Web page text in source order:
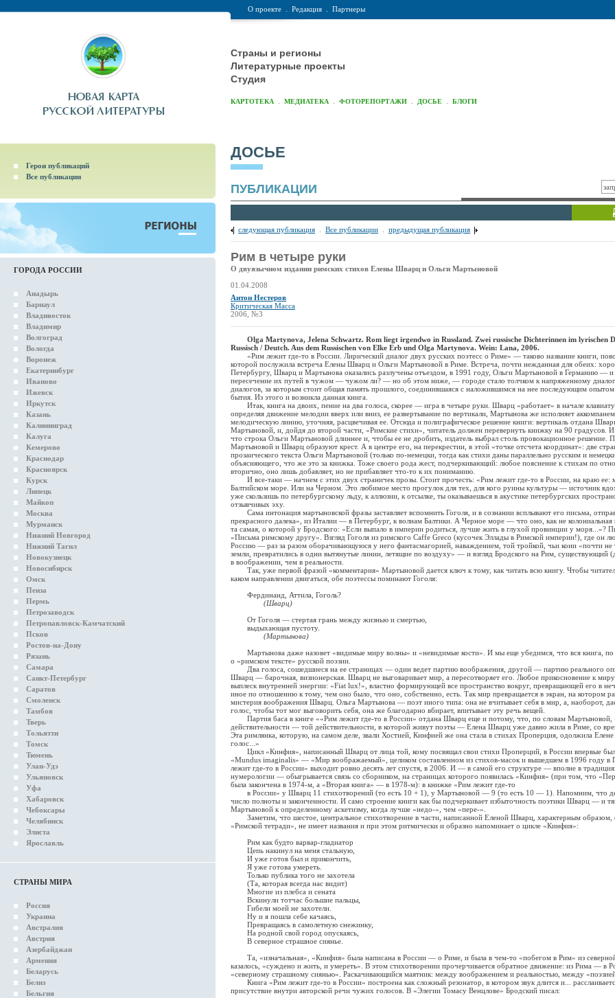
О проекте Редакция Партнеры
Страны и регионы
Литературные проекты
Студия
КАРТОТЕКА МЕДИАТЕКА ФОТОРЕПОРТАЖИ ДОСЬЕ БЛОГИ
Герои публикаций
Все публикации
ГОРОДА РОССИИ
Анадырь
Барнаул
Владивосток
Владимир
Волгоград
Вологда
Воронеж
Екатеринбург
Иваново
Ижевск
Иркутск
Казань
Калининград
Калуга
Кемерово
Краснодар
Красноярск
Курск
Липецк
Майкоп
Москва
Мурманск
Нижний Новгород
Нижний Тагил
Новокузнецк
Новосибирск
Омск
Пенза
Пермь
Петрозаводск
Петропавловск-Камчатский
Псков
Ростов-на-Дону
Рязань
Самара
Санкт-Петербург
Саратов
Смоленск
Тамбов
Тверь
Тольятти
Томск
Тюмень
Улан-Удэ
Ульяновск
Уфа
Хабаровск
Чебоксары
Челябинск
Элиста
Ярославль
СТРАНЫ МИРА
Россия
Украина
Австралия
Австрия
Азербайджан
Армения
Беларусь
Белиз
Бельгия
ДОСЬЕ
ПУБЛИКАЦИИ
следующая публикация Все публикации предыдущая публикация
Рим в четыре руки
О двуязычном издании римских стихов Елены Шварц и Ольги Мартыновой
01.04.2008
Антон Нестеров
Критическая Масса
2006, №3
Olga Martynova, Jelena Schwartz. Rom liegt irgendwo in Russland. Zwei russische Dichterinnen im lyrischen
Russisch / Deutch. Aus dem Russischen von Elke Erb und Olga Martynova. Wein: Lana, 2006.
«Рим лежит где-то в России. Лирический диалог двух русских поэтесс о Риме» — таково название книги,
которой послужила встреча Елены Шварц и Ольги Мартыновой в Риме. Встреча, почти нежданная для обеих:
Петербургу, Шварц и Мартынова оказались разлучены отъездом, в 1991 году, Ольги Мартыновой в Германию — и
пересечение их путей в чужом — чужом ли? — но об этом ниже, — городе стало толчком к напряженному
диалогов, за которым стоит общая память прошлого, соединившаяся с наложившимся на нее последующим опытом
бытия. Из этого и возникла данная книга.
Итак, книга на двоих, пение на два голоса, скорее — игра в четыре руки. Шварц «работает» в начале
определяя движение мелодии вверх или вниз, ее развертывание по вертикали, Мартынова же исполняет
мелодическую линию, уточняя, расцвечивая ее. Отсюда и полиграфическое решение книги: вертикаль отдана
Мартыновой, и, дойдя до второй части, «Римские стихи», читатель должен перевернуть книжку на 90 градусов. И
что строка Ольги Мартыновой длиннее и, чтобы ее не дробить, издатель выбрал столь провокационное решение.
Мартыновой и Шварц образуют крест. А в центре его, на перекрестии, в этой «точке отсчета координат»: две
прозаического текста Ольги Мартыновой (только по-немецки, тогда как стихи даны параллельно русским и
объясняющего, что же это за книжка. Тоже своего рода жест, подчеркивающий: любое пояснение к стихам по
вторично, оно лишь добавляет, но не прибавляет что-то к их пониманию.
И все-таки — начнем с этих двух страничек прозы. Стоит прочесть: «Рим лежит где-то в России, на краю ее:
Балтийском море. Или на Черном. Это любимое место прогулок для тех, для кого руины культуры — источник
уже скользишь по петербургскому льду, к аллюзии, к отсылке, ты оказываешься в акустике петербургских
отзывчивых эху.
Сама интонация мартыновской фразы заставляет вспомнить Гоголя, и в сознании всплывают его письма,
прекрасного далека», из Италии — в Петербург, к волнам Балтики. А Черное море — что оно, как не колониальная
та самая, о которой у Бродского: «Если выпало в империи родиться, лучше жить в глухой провинции у моря...»?
«Письма римскому другу». Взгляд Гоголя из римского Caffе Greco (кусочек Эллады в Римской империи!), где он
Россию — раз за разом оборачивающуюся у него фантасмагорией, наваждением, той тройкой, чьи кони «почти не
земли, превратились в одни вытянутые линии, летящие по воздуху» — и взгляд Бродского на Рим, существующий
в воображении, чем в реальности.
Так, уже первой фразой «комментария» Мартыновой дается ключ к тому, как читать всю книгу. Чтобы
каком направлении двигаться, обе поэтессы поминают Гоголя:
Фердинанд, Аттила, Гоголь?
(Шварц)
От Гоголя — стертая грань между жизнью и смертью,
выдыхающая пустоту.
(Мартынова)
Мартынова даже назовет «видимые миру волны» и «невидимые кости». И мы еще убедимся, что вся книга, по
о «римском тексте» русской поэзии.
Два голоса, сошедшиеся на ее страницах — один ведет партию воображения, другой — партию реального
Шварц — барочная, визионерская. Шварц не выговаривает мир, а пересотворяет его. Любое прикосновение к миру
выплеск внутренней энергии: «Fiat lux!», властно формирующей все пространство вокруг, превращающей его в
иное по отношению к тому, чем оно было, что оно, собственно, есть. Так мир превращается в экран, на котором
мистерия воображения Шварц. Ольга Мартынова — поэт иного типа: она не вчитывает себя в мир, а, наоборот,
голос, чтобы тот мог выговорить себя, она же благодарно вбирает, впитывает эту речь вещей.
Партия баса в книге ««Рим лежит где-то в России» отдана Шварц еще и потому, что, по словам Мартыновой,
действительности — той действительности, в которой живут поэты — Елена Шварц уже давно жила в Риме, со
Эта римлянка, которую, на самом деле, звали Хостией, Кинфией же она стала в стихах Проперция, одолжила
голос...»
Цикл «Кинфия», написанный Шварц от лица той, кому посвящал свои стихи Проперций, в России впервые был
«Mundus imaginalis» — «Мир воображаемый», целиком составленном из стихов-масок и вышедшем в 1996 году в
лежит где-то в России» выходит ровно десять лет спустя, в 2006. И — в самой его структуре — вполне в
нумерологии — обыгрывается связь со сборником, на страницах которого появилась «Кинфия» (при том, что
была закончена в 1974-м, а «Вторая книга» — в 1978-м): в книжке «Рим лежит где-то
в России» у Шварц 11 стихотворений (то есть 10 + 1), у Мартыновой — 9 (то есть 10 — 1). Напомним, что
число полноты и законченности. И само строение книги как бы подчеркивает избыточность поэтики Шварц — и
Мартыновой к определенному аскетизму, когда лучше «недо-», чем «пере-».
Заметим, что шестое, центральное стихотворение в части, написанной Еленой Шварц, характерным образом,
«Римской тетради», не имеет названия и при этом ритмически и образно напоминает о цикле «Кинфия»:
Рим как будто варвар-гладиатор
Цепь накинул на меня стальную,
И уже готов был и прикончить,
Я уже готова умереть.
Только публика того не захотела
(Та, которая всегда нас видит)
Многие из плебса и сената
Вскинули тотчас большие пальцы,
Гибели моей не захотели.
Ну и я пошла себе качаясь,
Превращаясь в самолетную снежинку,
На родной свой город опускаясь,
В северное страшное сиянье.
Та, «изначальная», «Кинфия» была написана в России — о Риме, и была в чем-то «побегом в Рим» из
казалось, «суждено и жить, и умереть». В этом стихотворении прочерчивается обратное движение: из Рима — в
«северному страшному сиянью». Раскачивающийся маятник: между воображением и реальностью, между
Книга «Рим лежит где-то в России» построена как сложный резонатор, в котором звук длится и...
присутствие внутри авторской речи чужих голосов. В «Элегии Томасу Венцлове» Бродский писал: